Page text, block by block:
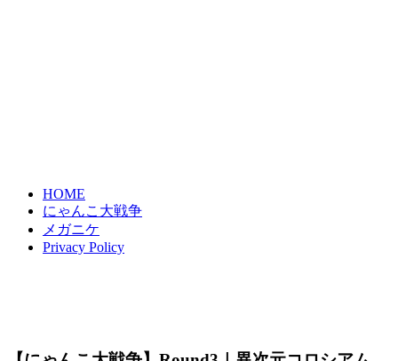
HOME
にゃんこ大戦争
メガニケ
Privacy Policy